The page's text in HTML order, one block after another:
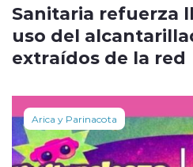
Sanitaria refuerza
uso del
extraídos de la red
Arica y Parinacota